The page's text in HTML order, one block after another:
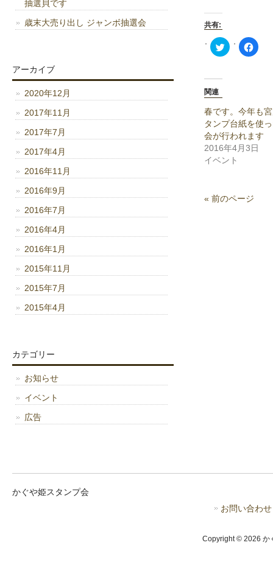
共有:
ク
リ
有
(新
し
い
ウ
ィ
ン
ド
ま
す)
で
リ
ッ
ク
し
て
く
だ
関連
春です。今年も
タンプ台紙を使
会が行われます
2016年4月3日
イベント
« 前のページ
抽選貝です
歳末大売り出し ジャンボ抽選会
アーカイブ
2020年12月
2017年11月
2017年7月
2017年4月
2016年11月
2016年9月
2016年7月
2016年4月
2016年1月
2015年11月
2015年7月
2015年4月
カテゴリー
お知らせ
イベント
広告
かぐや姫スタンプ会
お問い合わせ
Copyright © 2026 か